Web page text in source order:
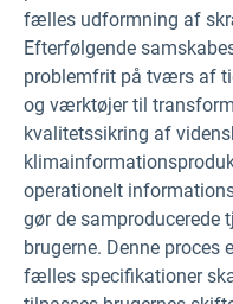
fælles udformning af
Efterfølgende
problemfrit på tværs af
og værktøjer til
kvalitetssikring af
operationelt
gør de
brugerne. Denne proces
fælles specifikationer